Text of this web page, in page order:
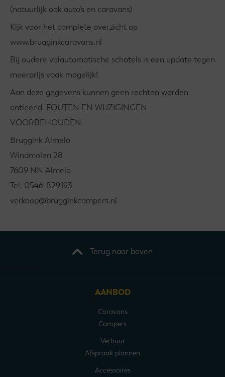
(natuurlijk ook auto’s en caravans)
Kijk voor het complete overzicht op
www.brugginkcaravans.nl
Bij oudere volautomatische schotels is een update tegen
meerprijs vaak mogelijk!
Aan deze gegevens kunnen geen rechten worden
ontleend. FOUTEN EN WIJZIGINGEN
VOORBEHOUDEN.
Bruggink Almelo
Windmolen 28
7609 NN Almelo
Tel. 0546-829193
verkoop@brugginkcampers.nl
Terug naar boven
AANBOD
Caravans
Campers
Verhuur
Afspraak plannen
Accessoires